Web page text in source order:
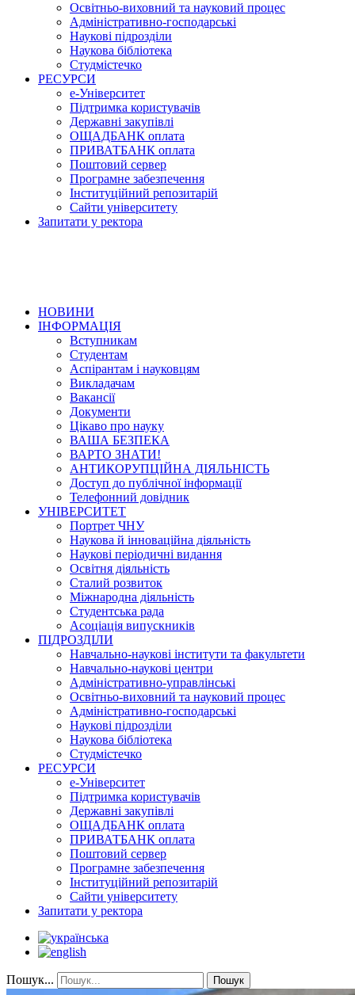
Освітньо-виховний та науковий процес
Адміністративно-господарські
Наукові підрозділи
Наукова бібліотека
Студмістечко
РЕСУРСИ
е-Університет
Підтримка користувачів
Державні закупівлі
ОЩАДБАНК оплата
ПРИВАТБАНК оплата
Поштовий сервер
Програмне забезпечення
Інституційний репозитарій
Сайти університету
Запитати у ректора
НОВИНИ
ІНФОРМАЦІЯ
Вступникам
Студентам
Аспірантам і науковцям
Викладачам
Вакансії
Документи
Цікаво про науку
ВАША БЕЗПЕКА
ВАРТО ЗНАТИ!
АНТИКОРУПЦІЙНА ДІЯЛЬНІСТЬ
Доступ до публічної інформації
Телефонний довідник
УНІВЕРСИТЕТ
Портрет ЧНУ
Наукова й інноваційна діяльність
Наукові періодичні видання
Освітня діяльність
Сталий розвиток
Міжнародна діяльність
Студентська рада
Асоціація випускників
ПІДРОЗДІЛИ
Навчально-наукові інститути та факультети
Навчально-наукові центри
Адміністративно-управлінські
Освітньо-виховний та науковий процес
Адміністративно-господарські
Наукові підрозділи
Наукова бібліотека
Студмістечко
РЕСУРСИ
е-Університет
Підтримка користувачів
Державні закупівлі
ОЩАДБАНК оплата
ПРИВАТБАНК оплата
Поштовий сервер
Програмне забезпечення
Інституційний репозитарій
Сайти університету
Запитати у ректора
Пошук... Пошук